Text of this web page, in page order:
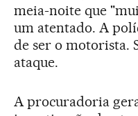
meia-noite que
um atentado. A
de ser o motorista.
ataque.
A procuradoria